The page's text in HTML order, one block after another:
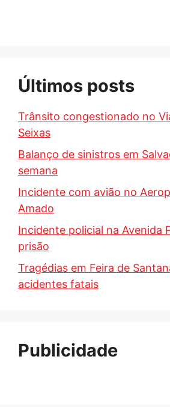
Últimos posts
Trânsito congestionado no
Seixas
Balanço de sinistros em
semana
Incidente com avião no
Amado
Incidente policial na Avenida
prisão
Tragédias em Feira de
acidentes fatais
Publicidade